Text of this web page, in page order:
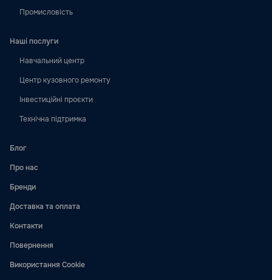
Промисловість
Наші послуги
Навчальний центр
Центр кузовного ремонту
Інвестиційні проєкти
Технічна підтримка
Блог
Про нас
Бренди
Доставка та оплата
Контакти
Повернення
Використання Cookie